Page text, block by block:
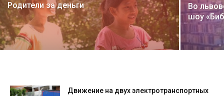
Родители за деньги
Во
шоу
Движение на двух электротранспортных